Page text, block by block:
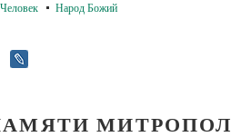
Человек Народ Божий